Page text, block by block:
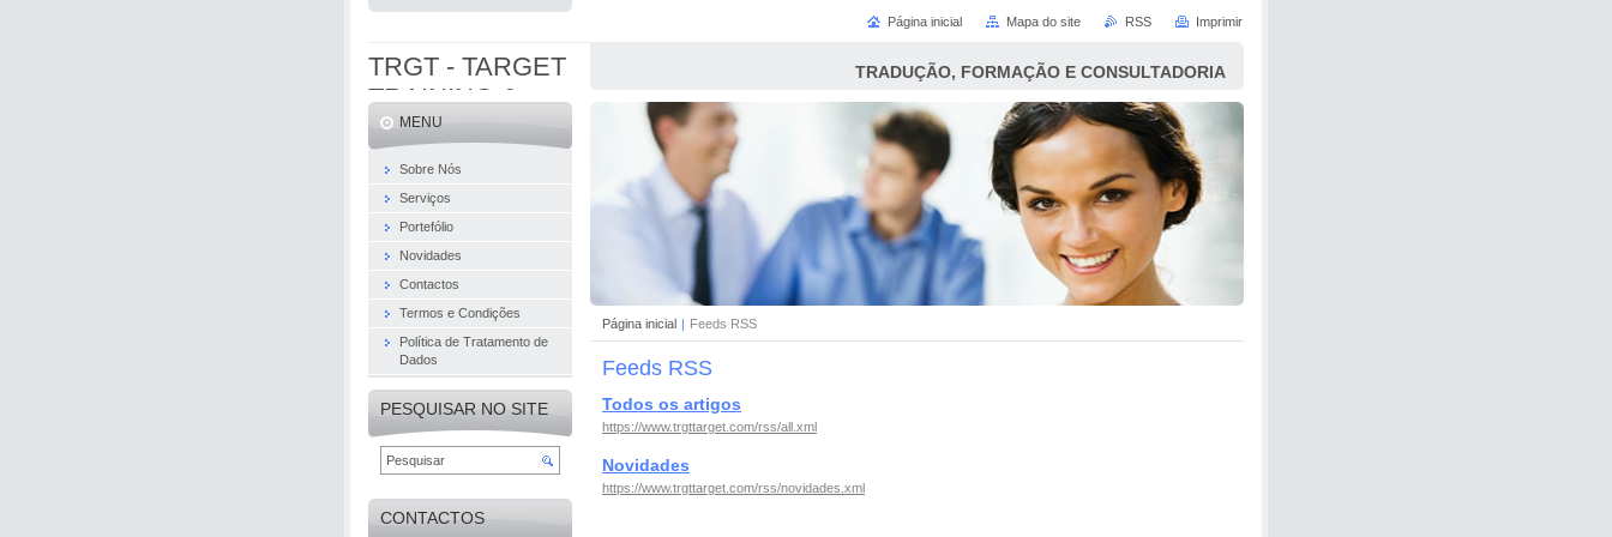
TRGT - TARGET
TRAINING &
CONSULTING,
Lda
TRADUÇÃO, FORMAÇÃO E CONSULTADORIA
Página inicial | Feeds RSS
Feeds RSS
Todos os artigos
https://www.trgttarget.com/rss/all.xml
Novidades
https://www.trgttarget.com/rss/novidades.xml
MENU
Sobre Nós
Serviços
Portefólio
Novidades
Contactos
Termos e Condições
Política de Tratamento de
Dados
PESQUISAR NO SITE
CONTACTOS
Página inicial Mapa do site RSS Imprimir